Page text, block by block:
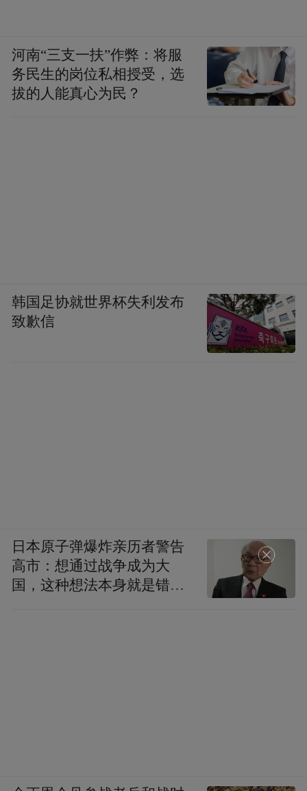
河南“三支一扶”作弊：将服
务民生的岗位私相授受，选
拔的人能真心为民？
韩国足协就世界杯失利发布
致歉信
日本原子弹爆炸亲历者警告
高市：想通过战争成为大
国，这种想法本身就是错误